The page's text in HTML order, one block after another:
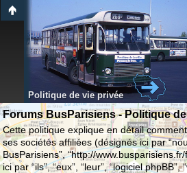
Politique de vie privée
Forums BusParisiens - Politique
Cette politique explique en détail
ses sociétés affiliées (désignés ici par
BusParisiens”, “http://
ici par “ils”, “eux”, “leur”, “logiciel